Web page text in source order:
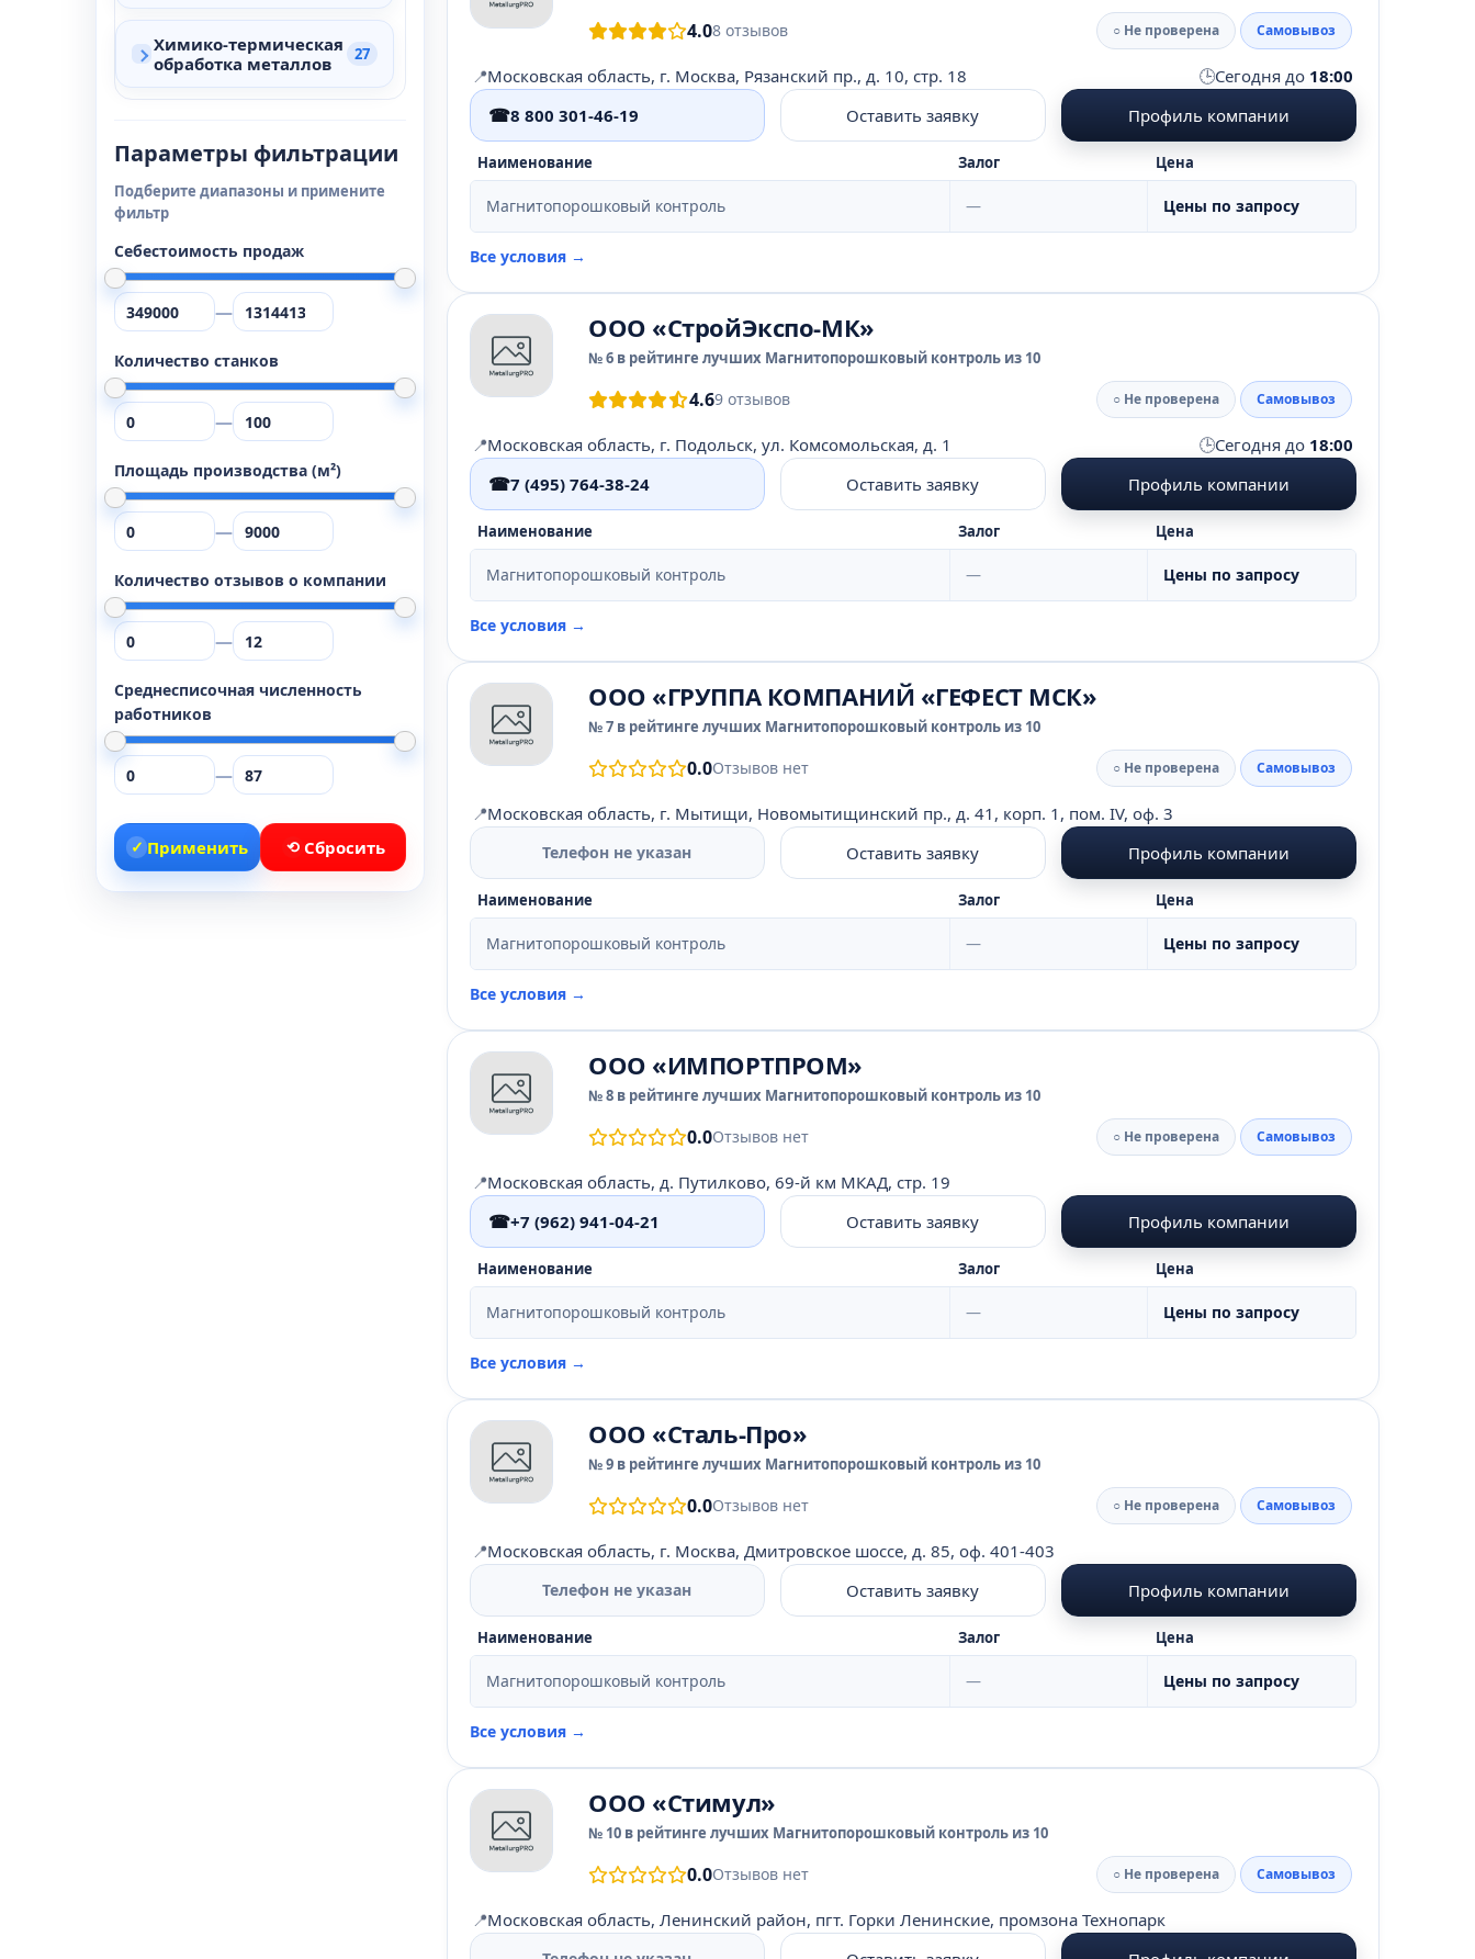
Химико-термическая
обработка металлов
27
Параметры фильтрации
Подберите диапазоны и примените
фильтр
Себестоимость продаж
—
Количество станков
—
Площадь производства (м²)
—
Количество отзывов о компании
—
Среднесписочная численность
работников
—
✓ Применить ⟲ Сбросить
4.08 отзывов ○ Не проверена Самовывоз
📍Московская область, г. Москва, Рязанский пр., д. 10, стр. 18 🕒Сегодня до 18:00
☎8 800 301-46-19 Оставить заявку Профиль компании
Наименование Залог Цена
Магнитопорошковый контроль — Цены по запросу
Все условия →
ООО «СтройЭкспо-МК»
№ 6 в рейтинге лучших Магнитопорошковый контроль из 10
4.69 отзывов ○ Не проверена Самовывоз
📍Московская область, г. Подольск, ул. Комсомольская, д. 1 🕒Сегодня до 18:00
☎7 (495) 764-38-24 Оставить заявку Профиль компании
Наименование Залог Цена
Магнитопорошковый контроль — Цены по запросу
Все условия →
ООО «ГРУППА КОМПАНИЙ «ГЕФЕСТ МСК»
№ 7 в рейтинге лучших Магнитопорошковый контроль из 10
0.0Отзывов нет ○ Не проверена Самовывоз
📍Московская область, г. Мытищи, Новомытищинский пр., д. 41, корп. 1, пом. IV, оф. 3
Телефон не указан Оставить заявку Профиль компании
Наименование Залог Цена
Магнитопорошковый контроль — Цены по запросу
Все условия →
ООО «ИМПОРТПРОМ»
№ 8 в рейтинге лучших Магнитопорошковый контроль из 10
0.0Отзывов нет ○ Не проверена Самовывоз
📍Московская область, д. Путилково, 69-й км МКАД, стр. 19
☎+7 (962) 941-04-21 Оставить заявку Профиль компании
Наименование Залог Цена
Магнитопорошковый контроль — Цены по запросу
Все условия →
ООО «Сталь-Про»
№ 9 в рейтинге лучших Магнитопорошковый контроль из 10
0.0Отзывов нет ○ Не проверена Самовывоз
📍Московская область, г. Москва, Дмитровское шоссе, д. 85, оф. 401-403
Телефон не указан Оставить заявку Профиль компании
Наименование Залог Цена
Магнитопорошковый контроль — Цены по запросу
Все условия →
ООО «Стимул»
№ 10 в рейтинге лучших Магнитопорошковый контроль из 10
0.0Отзывов нет ○ Не проверена Самовывоз
📍Московская область, Ленинский район, пгт. Горки Ленинские, промзона Технопарк